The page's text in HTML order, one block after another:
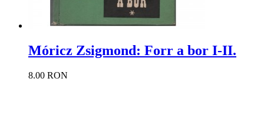
Móricz Zsigmond: Forr a bor I-II.
8.00 RON